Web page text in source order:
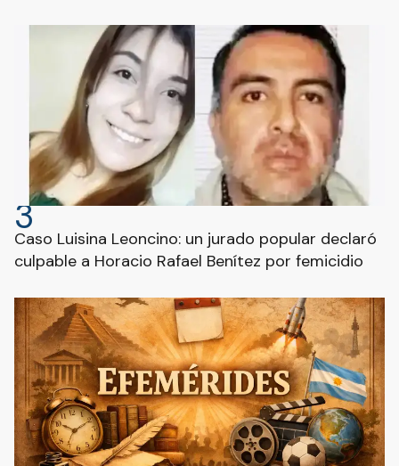
3
Caso Luisina Leoncino: un jurado popular declaró
culpable a Horacio Rafael Benítez por femicidio